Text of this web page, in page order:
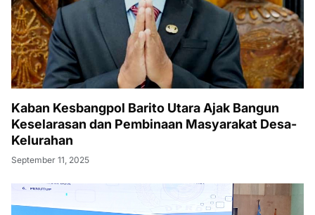
Kaban Kesbangpol Barito Utara Ajak Bangun
Keselarasan dan Pembinaan Masyarakat Desa-
Kelurahan
September 11, 2025